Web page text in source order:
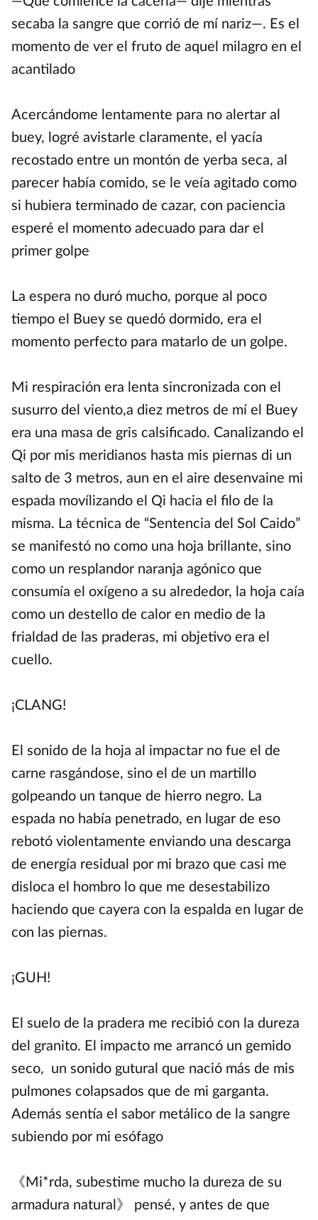
secaba la sangre que corrió de mí nariz—. Es el
momento de ver el fruto de aquel milagro en el
acantilado
Acercándome lentamente para no alertar al
buey, logré avistarle claramente, el yacía
recostado entre un montón de yerba seca, al
parecer había comido, se le veía agitado como
si hubiera terminado de cazar, con paciencia
esperé el momento adecuado para dar el
primer golpe
La espera no duró mucho, porque al poco
tiempo el Buey se quedó dormido, era el
momento perfecto para matarlo de un golpe.
Mi respiración era lenta sincronizada con el
susurro del viento,a diez metros de mí el Buey
era una masa de gris calsificado. Canalizando el
Qi por mis meridianos hasta mis piernas di un
salto de 3 metros, aun en el aire desenvaine mi
espada movílizando el Qi hacia el filo de la
misma. La técnica de “Sentencia del Sol Caido”
se manifestó no como una hoja brillante, sino
como un resplandor naranja agónico que
consumía el oxígeno a su alrededor, la hoja caía
como un destello de calor en medio de la
frialdad de las praderas, mi objetivo era el
cuello.
¡CLANG!
El sonido de la hoja al impactar no fue el de
carne rasgándose, sino el de un martillo
golpeando un tanque de hierro negro. La
espada no había penetrado, en lugar de eso
rebotó violentamente enviando una descarga
de energía residual por mi brazo que casi me
disloca el hombro lo que me desestabilizo
haciendo que cayera con la espalda en lugar de
con las piernas.
¡GUH!
El suelo de la pradera me recibió con la dureza
del granito. El impacto me arrancó un gemido
seco, un sonido gutural que nació más de mis
pulmones colapsados que de mi garganta.
Además sentía el sabor metálico de la sangre
subiendo por mi esófago
《Mi*rda, subestime mucho la dureza de su
armadura natural》 pensé, y antes de que